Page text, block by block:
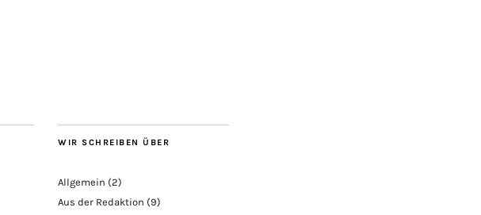
WIR SCHREIBEN ÜBER
Allgemein (2)
Aus der Redaktion (9)